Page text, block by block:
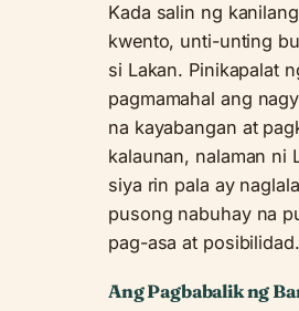
Kada salin ng
kwento, unti-unting
si Lakan. Pinikapalat
pagmamahal ang
na kayabangan at
kalaunan, nalaman ni
siya rin pala ay
pusong nabuhay na
pag-asa at posibilidad.
Ang Pagbabalik ng